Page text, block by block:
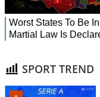
SPORT TREND